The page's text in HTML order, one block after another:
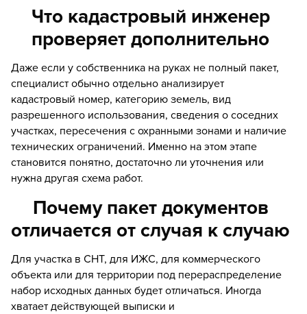
Что кадастровый инженер
проверяет дополнительно
Даже если у собственника на руках не полный пакет,
специалист обычно отдельно анализирует
кадастровый номер, категорию земель, вид
разрешенного использования, сведения о соседних
участках, пересечения с охранными зонами и наличие
технических ограничений. Именно на этом этапе
становится понятно, достаточно ли уточнения или
нужна другая схема работ.
Почему пакет документов
отличается от случая к случаю
Для участка в СНТ, для ИЖС, для коммерческого
объекта или для территории под перераспределение
набор исходных данных будет отличаться. Иногда
хватает действующей выписки и